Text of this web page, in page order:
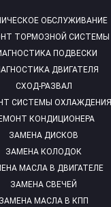
ОБСЛУЖИВАНИЕ
ТОРМОЗНОЙ СИСТЕМЫ
ПОДВЕСКИ
ДВИГАТЕЛЯ
СХОД-РАЗВАЛ
СИСТЕМЫ ОХЛАЖДЕНИЯ
КОНДИЦИОНЕРА
ЗАМЕНА ДИСКОВ
ЗАМЕНА КОЛОДОК
МАСЛА В ДВИГАТЕЛЕ
ЗАМЕНА СВЕЧЕЙ
ЗАМЕНА МАСЛА В КПП